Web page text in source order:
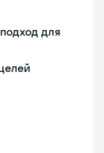
для